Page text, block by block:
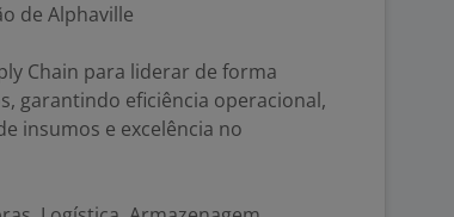
de Alphaville
Chain para liderar de forma
garantindo eficiência operacional,
insumos e excelência no